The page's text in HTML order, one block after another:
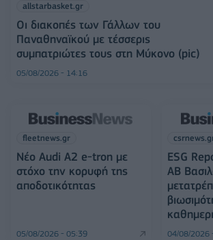
allstarbasket.gr
Οι διακοπές των Γάλλων του
Παναθηναϊκού με τέσσερις
συμπατριώτες τους στη Μύκονο (pic)
05/08/2026 - 14:16
fleetnews.gr
Νέο Audi A2 e-tron με
στόχο την κορυφή της
αποδοτικότητας
05/08/2026 - 05:39
ESG
ΑΒ
04/08/2026